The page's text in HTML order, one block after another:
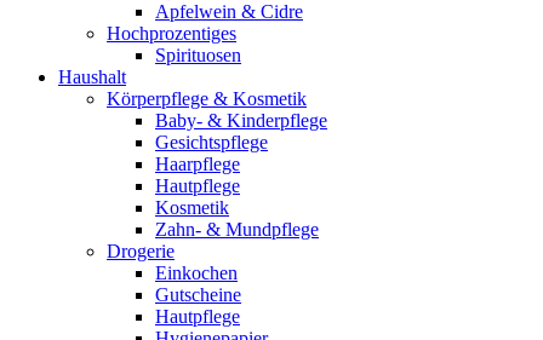
Apfelwein & Cidre
Hochprozentiges
Spirituosen
Haushalt
Körperpflege & Kosmetik
Baby- & Kinderpflege
Gesichtspflege
Haarpflege
Hautpflege
Kosmetik
Zahn- & Mundpflege
Drogerie
Einkochen
Gutscheine
Hautpflege